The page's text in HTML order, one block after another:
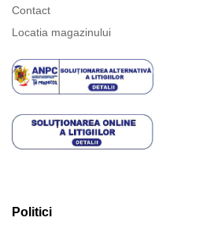
Contact
Locatia magazinului
Politici